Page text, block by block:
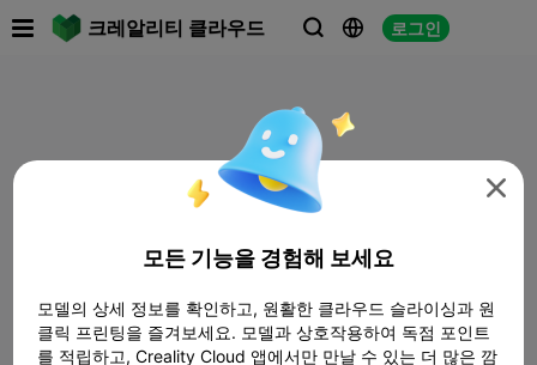
크레알리티 클라우드   로그인

모든 기능을 경험해 보세요
모델의 상세 정보를 확인하고, 원활한 클라우드 슬라이싱과 원
클릭 프린팅을 즐겨보세요. 모델과 상호작용하여 독점 포인트
를 적립하고, Creality Cloud 앱에서만 만날 수 있는 더 많은 깜